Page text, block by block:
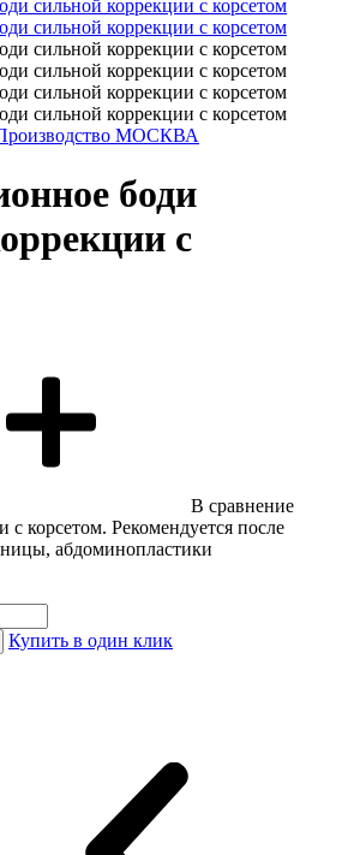
МОСКВА
боди
с
В сравнение
с корсетом. Рекомендуется после
абдоминопластики
Купить в один клик